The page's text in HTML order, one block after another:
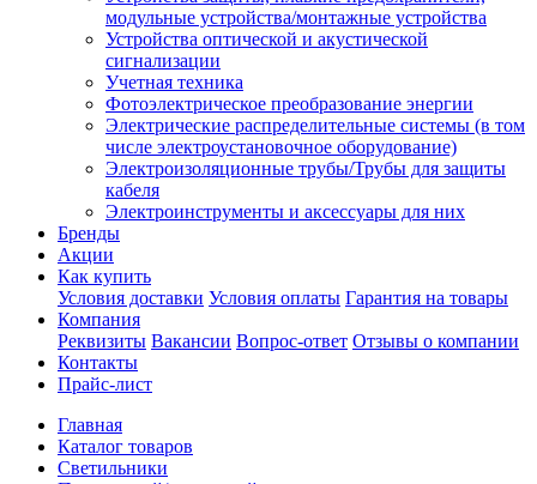
модульные устройства/монтажные устройства
Устройства оптической и акустической
сигнализации
Учетная техника
Фотоэлектрическое преобразование энергии
Электрические распределительные системы (в том
числе электроустановочное оборудование)
Электроизоляционные трубы/Трубы для защиты
кабеля
Электроинструменты и аксессуары для них
Бренды
Акции
Как купить
Условия доставки Условия оплаты Гарантия на товары
Компания
Реквизиты Вакансии Вопрос-ответ Отзывы о компании
Контакты
Прайс-лист
Главная
Каталог товаров
Светильники